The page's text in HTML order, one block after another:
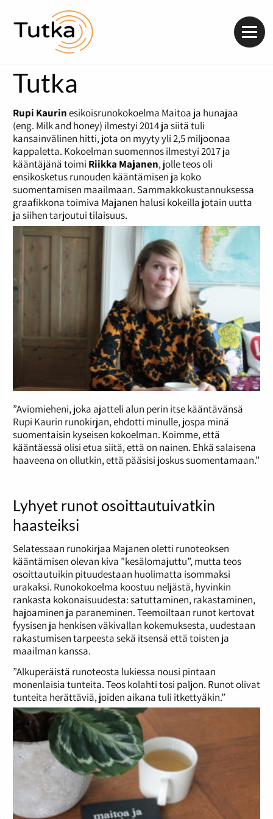
Tutka
Rupi Kaurinesikoisrunokokoelma Maitoa ja hunajaa
(eng. Milk and honey) ilmestyi 2014 ja siitä tuli
kansainvälinen hitti, jota on myyty yli 2,5 miljoonaa
kappaletta. Kokoelman suomennos ilmestyi 2017 ja
kääntäjänä toimi Riikka Majanen, jolle teos oli
ensikosketus runouden kääntämisen ja koko
suomentamisen maailmaan. Sammakkokustannuksessa
graafikkona toimiva Majanen halusi kokeilla jotain uutta
ja siihen tarjoutui tilaisuus.
”Aviomieheni, joka ajatteli alun perin itse kääntävänsä
Rupi Kaurin runokirjan, ehdotti minulle, jospa minä
suomentaisin kyseisen kokoelman. Koimme, että
kääntäessä olisi etua siitä, että on nainen. Ehkä salaisena
haaveena on ollutkin, että pääsisi joskus suomentamaan.”
Lyhyet runot osoittautuivatkin
haasteiksi
Selatessaan runokirjaa Majanen oletti runoteoksen
kääntämisen olevan kiva ”kesälomajuttu”, mutta teos
osoittautuikin pituudestaan huolimatta isommaksi
urakaksi. Runokokoelma koostuu neljästä, hyvinkin
rankasta kokonaisuudesta: satuttaminen, rakastaminen,
hajoaminen ja paraneminen. Teemoiltaan runot kertovat
fyysisen ja henkisen väkivallan kokemuksesta, uudestaan
rakastumisen tarpeesta sekä itsensä että toisten ja
maailman kanssa.
”Alkuperäistä runoteosta lukiessa nousi pintaan
monenlaisia tunteita. Teos kolahti tosi paljon. Runot olivat
tunteita herättäviä, joiden aikana tuli itkettyäkin.”